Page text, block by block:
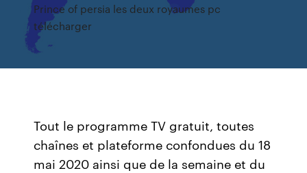
Prince of persia les deux royaumes pc
télécharger
Tout le programme TV gratuit, toutes
chaînes et plateforme confondues du 18
mai 2020 ainsi que de la semaine et du